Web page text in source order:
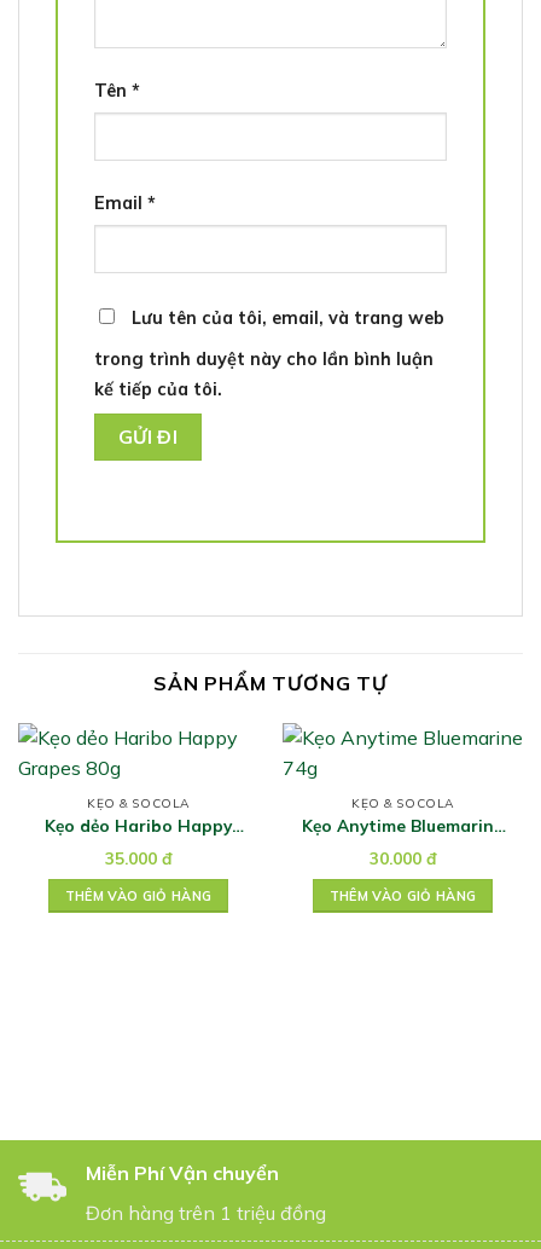
Tên *
Email *
Lưu tên của tôi, email, và trang web
trong trình duyệt này cho lần bình luận
kế tiếp của tôi.
SẢN PHẨM TƯƠNG TỰ
KẸO & SOCOLA
Kẹo dẻo Haribo Happy
35.000 đ
THÊM VÀO GIỎ HÀNG
KẸO & SOCOLA
Kẹo Anytime Bluemarine
30.000 đ
THÊM VÀO GIỎ HÀNG
Miễn Phí Vận chuyển
Đơn hàng trên 1 triệu đồng